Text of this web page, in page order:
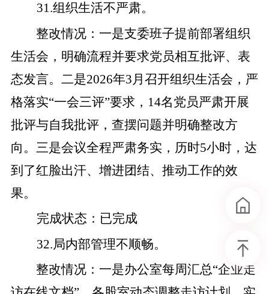
31.组织生活不严肃。
整改情况： 一是支委班子提前部署组织
生活会，明确流程并要求党员相互批评、表
态发言。 二是2026年3 月召开组织生活会，严
格落实“一会三评”要求， 14名党员严肃开展
批评与自我批评，查摆问题并明确整改方
向。 三是会议全程严肃务实， 历时5小时，达
到了红脸出汗、增进团结、推动工作的效
果。
完成状态 ： 已完成
32.局内部管理不顺畅。
整改情况： 一是办公室每周汇总“企业走